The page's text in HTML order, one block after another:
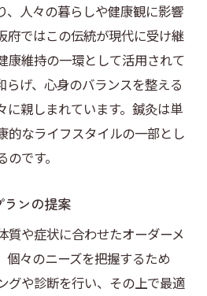
、人々の暮らしや健康観に影響
府ではこの伝統が現代に受け継
康維持の一環として活用されて
らげ、心身のバランスを整える
に親しまれています。鍼灸は単
的なライフスタイルの一部とし
です。
ンの提案
質や症状に合わせたオーダーメ
個々のニーズを把握するため
グや診断を行い、その上で最適